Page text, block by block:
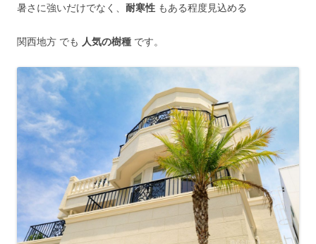
暑さに強いだけでなく、 耐寒性 もある程度見込める
関西地方 でも 人気の樹種 です。